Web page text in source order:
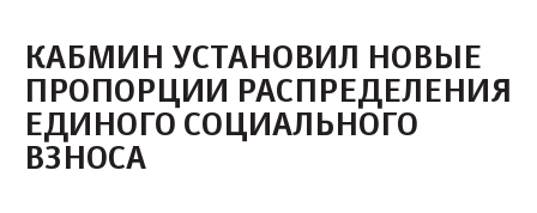
КАБМИН УСТАНОВИЛ НОВЫЕ
ПРОПОРЦИИ РАСПРЕДЕЛЕНИЯ
ЕДИНОГО СОЦИАЛЬНОГО
ВЗНОСА